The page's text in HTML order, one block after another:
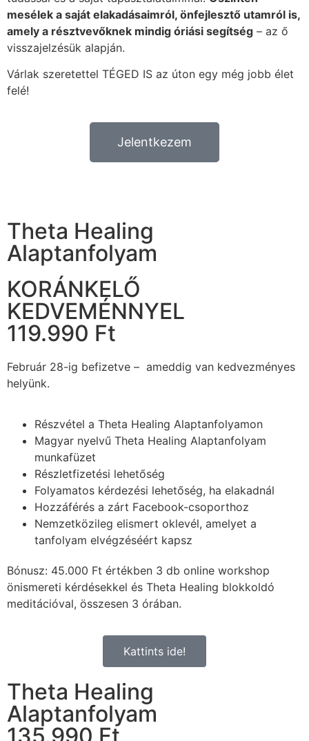
mesélek a saját elakadásaimról, önfejlesztő utamról is,
amely a résztvevőknek mindig óriási segítség – az ő
visszajelzésük alapján.
Várlak szeretettel TÉGED IS az úton egy még jobb élet
felé!
Jelentkezem
Theta Healing
Alaptanfolyam
KORÁNKELŐ
KEDVEMÉNNYEL
119.990 Ft
Február 28-ig befizetve – ameddig van kedvezményes
helyünk.
Részvétel a Theta Healing Alaptanfolyamon
Magyar nyelvű Theta Healing Alaptanfolyam
munkafüzet
Részletfizetési lehetőség
Folyamatos kérdezési lehetőség, ha elakadnál
Hozzáférés a zárt Facebook-csoporthoz
Nemzetközileg elismert oklevél, amelyet a
tanfolyam elvégzéséért kapsz
Bónusz: 45.000 Ft értékben 3 db online workshop
önismereti kérdésekkel és Theta Healing blokkoldó
meditációval, összesen 3 órában.
Kattints ide!
Theta Healing
Alaptanfolyam